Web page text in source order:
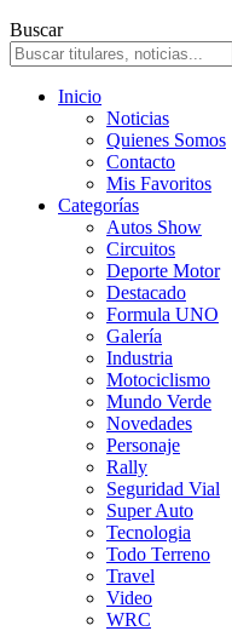
Buscar
Inicio
Noticias
Quienes Somos
Contacto
Mis Favoritos
Categorías
Autos Show
Circuitos
Deporte Motor
Destacado
Formula UNO
Galería
Industria
Motociclismo
Mundo Verde
Novedades
Personaje
Rally
Seguridad Vial
Super Auto
Tecnologia
Todo Terreno
Travel
Video
WRC